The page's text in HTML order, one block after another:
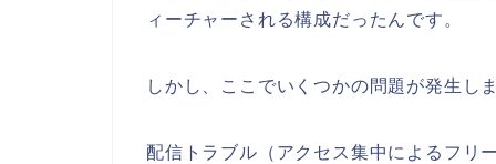
ィーチャーされる構成だったんです。
しかし、ここでいくつかの問題が発生し
配信トラブル（アクセス集中によるフリ